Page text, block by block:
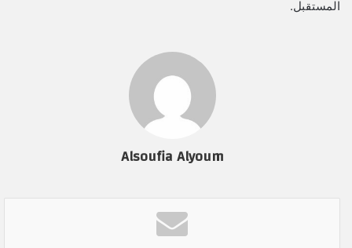
المستقبل.
Alsoufia Alyoum